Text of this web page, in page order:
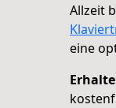
Allzeit
eine